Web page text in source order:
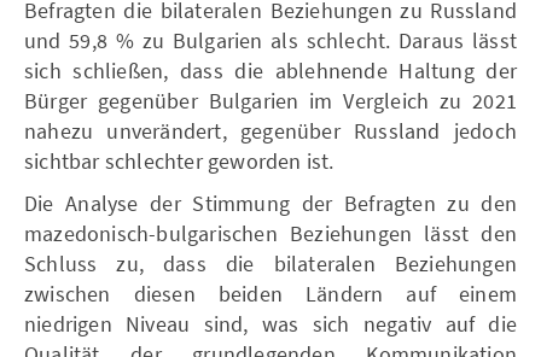
Befragten die bilateralen Beziehungen zu Russland
und 59,8 % zu Bulgarien als schlecht. Daraus lässt
sich schließen, dass die ablehnende Haltung der
Bürger gegenüber Bulgarien im Vergleich zu 2021
nahezu unverändert, gegenüber Russland jedoch
sichtbar schlechter geworden ist.
Die Analyse der Stimmung der Befragten zu den
mazedonisch-bulgarischen Beziehungen lässt den
Schluss zu, dass die bilateralen Beziehungen
zwischen diesen beiden Ländern auf einem
niedrigen Niveau sind, was sich negativ auf die